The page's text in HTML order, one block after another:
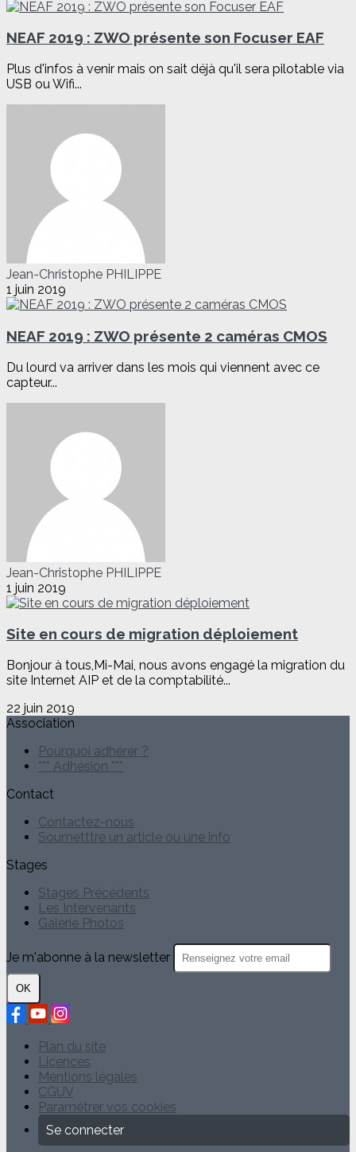
NEAF 2019 : ZWO présente son Focuser EAF
Plus d'infos à venir mais on sait déjà qu'il sera pilotable via
USB ou Wifi...
Jean-Christophe PHILIPPE
1 juin 2019
NEAF 2019 : ZWO présente 2 caméras CMOS
Du lourd va arriver dans les mois qui viennent avec ce
capteur...
Jean-Christophe PHILIPPE
1 juin 2019
Site en cours de migration déploiement
Bonjour à tous,Mi-Mai, nous avons engagé la migration du
site Internet AIP et de la comptabilité...
22 juin 2019
Association
Pourquoi adhérer ?
*** Adhésion ***
Contact
Contactez-nous
Soumetttre un article ou une info
Stages
Stages Précédents
Les Intervenants
Galerie Photos
Je m'abonne à la newsletter
OK
Plan du site
Licences
Mentions légales
CGUV
Paramétrer vos cookies
Se connecter